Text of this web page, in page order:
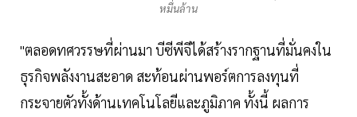
หมื่นล้าน
"ตลอดทศวรรษที่ผ่านมา บีซีพีจีได้สร้างรากฐานที่มั่นคงใน
ธุรกิจพลังงานสะอาด สะท้อนผ่านพอร์ตการลงทุนที่
กระจายตัวทั้งด้านเทคโนโลยีและภูมิภาค ทั้งนี้ ผลการ